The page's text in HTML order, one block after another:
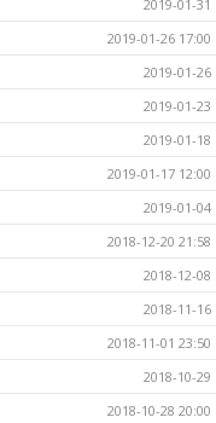
2019-01-31
2019-01-26 17:00
2019-01-26
2019-01-23
2019-01-18
2019-01-17 12:00
2019-01-04
2018-12-20 21:58
2018-12-08
2018-11-16
2018-11-01 23:50
2018-10-29
2018-10-28 20:00